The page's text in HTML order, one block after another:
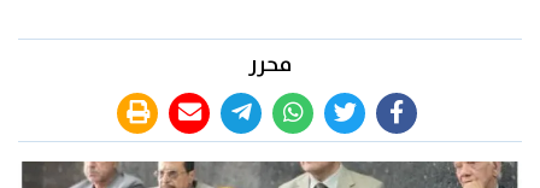
محرر